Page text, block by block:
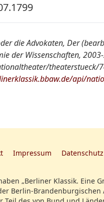
Der
SBBPK Ms.
die Advokaten, Der
der Wissenschaften,
theaterstueck/
api/
Impressum Datenschutz
„Berliner Klassik. Eine
Berlin-